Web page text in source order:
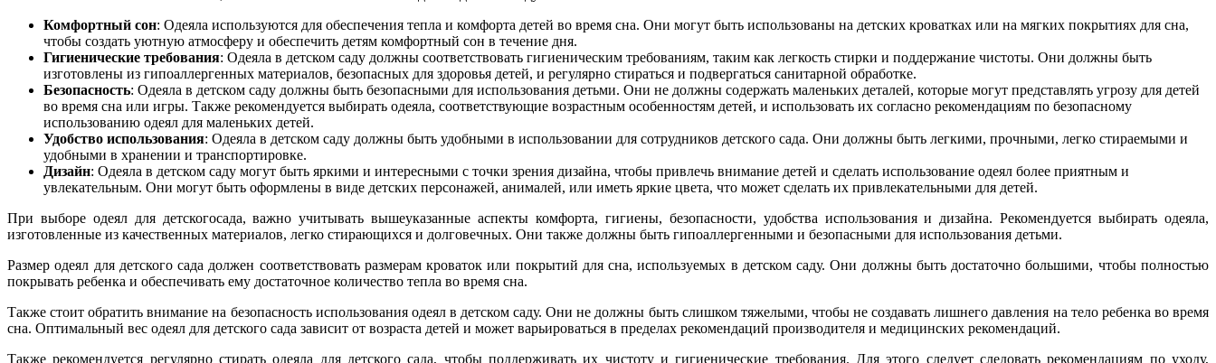
Комфортный сон: Одеяла используются для обеспечения тепла и комфорта детей во время сна. Они могут быть использованы на детских кроватках или на мягких покрытиях для сна,
чтобы создать уютную атмосферу и обеспечить детям комфортный сон в течение дня.
Гигиенические требования: Одеяла в детском саду должны соответствовать гигиеническим требованиям, таким как легкость стирки и поддержание чистоты. Они должны быть
изготовлены из гипоаллергенных материалов, безопасных для здоровья детей, и регулярно стираться и подвергаться санитарной обработке.
Безопасность: Одеяла в детском саду должны быть безопасными для использования детьми. Они не должны содержать маленьких деталей, которые могут представлять угрозу для детей
во время сна или игры. Также рекомендуется выбирать одеяла, соответствующие возрастным особенностям детей, и использовать их согласно рекомендациям по безопасному
использованию одеял для маленьких детей.
Удобство использования: Одеяла в детском саду должны быть удобными в использовании для сотрудников детского сада. Они должны быть легкими, прочными, легко стираемыми и
удобными в хранении и транспортировке.
Дизайн: Одеяла в детском саду могут быть яркими и интересными с точки зрения дизайна, чтобы привлечь внимание детей и сделать использование одеял более приятным и
увлекательным. Они могут быть оформлены в виде детских персонажей, анималей, или иметь яркие цвета, что может сделать их привлекательными для детей.
При выборе одеял для детскогосада, важно учитывать вышеуказанные аспекты комфорта, гигиены, безопасности, удобства использования и дизайна. Рекомендуется выбирать одеяла,
изготовленные из качественных материалов, легко стирающихся и долговечных. Они также должны быть гипоаллергенными и безопасными для использования детьми.
Размер одеял для детского сада должен соответствовать размерам кроваток или покрытий для сна, используемых в детском саду. Они должны быть достаточно большими, чтобы полностью
покрывать ребенка и обеспечивать ему достаточное количество тепла во время сна.
Также стоит обратить внимание на безопасность использования одеял в детском саду. Они не должны быть слишком тяжелыми, чтобы не создавать лишнего давления на тело ребенка во время
сна. Оптимальный вес одеял для детского сада зависит от возраста детей и может варьироваться в пределах рекомендаций производителя и медицинских рекомендаций.
Также рекомендуется регулярно стирать одеяла для детского сада, чтобы поддерживать их чистоту и гигиенические требования. Для этого следует следовать рекомендациям по уходу,